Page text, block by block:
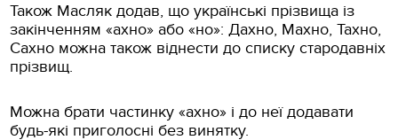
Також Масляк додав, що українські прізвища із
закінченням «ахно» або «но»: Дахно, Махно, Тахно,
Сахно можна також віднести до списку стародавніх
прізвищ.
Можна брати частинку «ахно» і до неї додавати
будь-які приголосні без винятку.